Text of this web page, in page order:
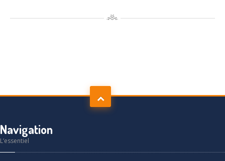
Navigation
L’essentiel